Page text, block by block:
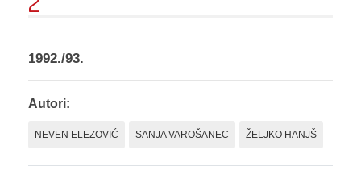
1992./93.
Autori:
NEVEN ELEZOVIĆ SANJA VAROŠANEC ŽELJKO HANJŠ